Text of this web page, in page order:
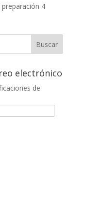
4
electrónico
de